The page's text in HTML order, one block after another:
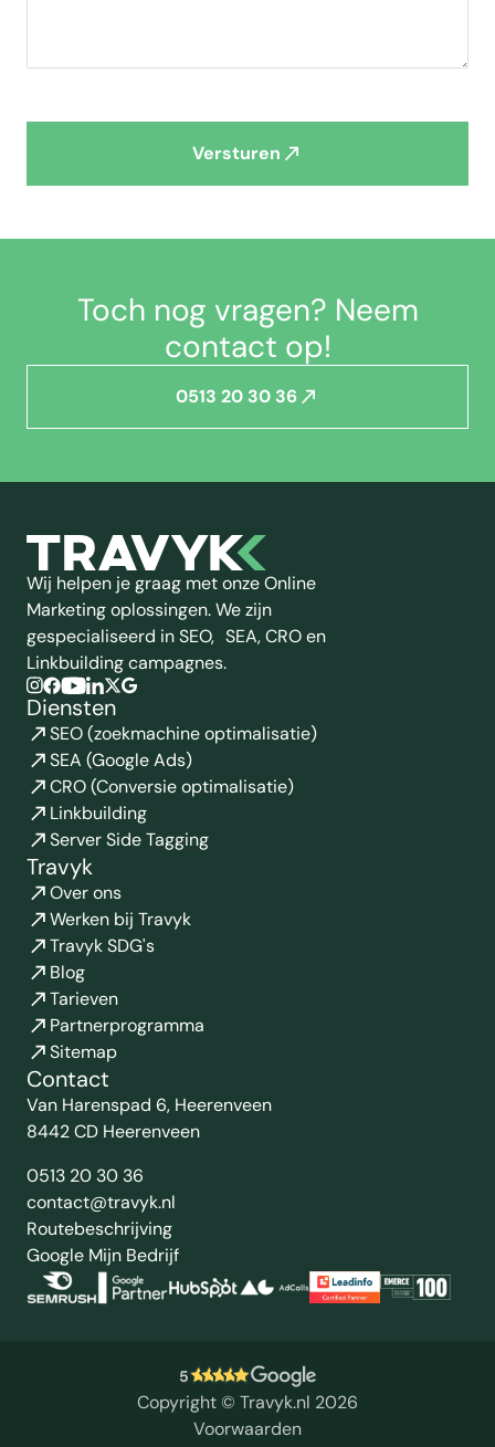
Versturen
Toch nog vragen? Neem
contact op!
0513 20 30 36
Wij helpen je graag met onze Online
Marketing oplossingen. We zijn
gespecialiseerd in SEO, SEA, CRO en
Linkbuilding campagnes.
Diensten
SEO (zoekmachine optimalisatie)
SEA (Google Ads)
CRO (Conversie optimalisatie)
Linkbuilding
Server Side Tagging
Travyk
Over ons
Werken bij Travyk
Travyk SDG's
Blog
Tarieven
Partnerprogramma
Sitemap
Contact
Van Harenspad 6, Heerenveen
8442 CD Heerenveen
0513 20 30 36
contact@travyk.nl
Routebeschrijving
Google Mijn Bedrijf
5
Copyright © Travyk.nl 2026
Voorwaarden